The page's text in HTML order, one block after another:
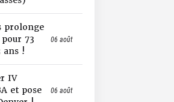
prolonge
73
ans !
06 août
IV
et pose
06 août